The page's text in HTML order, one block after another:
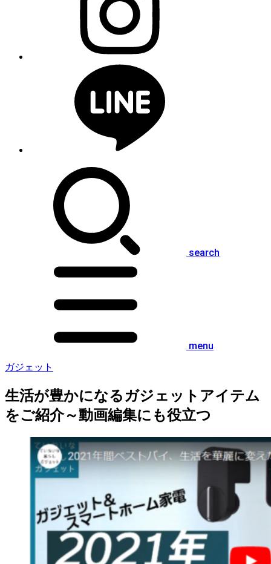
search
menu
ガジェット
生活が豊かになるガジェットアイテム
をご紹介～動画編集にも役立つ